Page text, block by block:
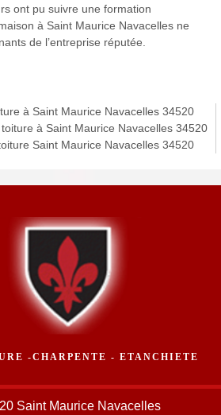
ont pu suivre une formation
à Saint Maurice Navacelles ne
de l’entreprise réputée.
à Saint Maurice Navacelles 34520
à Saint Maurice Navacelles 34520
Saint Maurice Navacelles 34520
-CHARPENTE - ETANCHIETE
Saint Maurice Navacelles